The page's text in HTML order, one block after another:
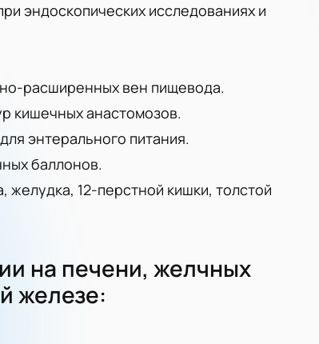
эндоскопических исследованиях и
расширенных вен пищевода.
кишечных анастомозов.
энтерального питания.
баллонов.
12-перстной кишки, толстой
на печени, желчных
железе: